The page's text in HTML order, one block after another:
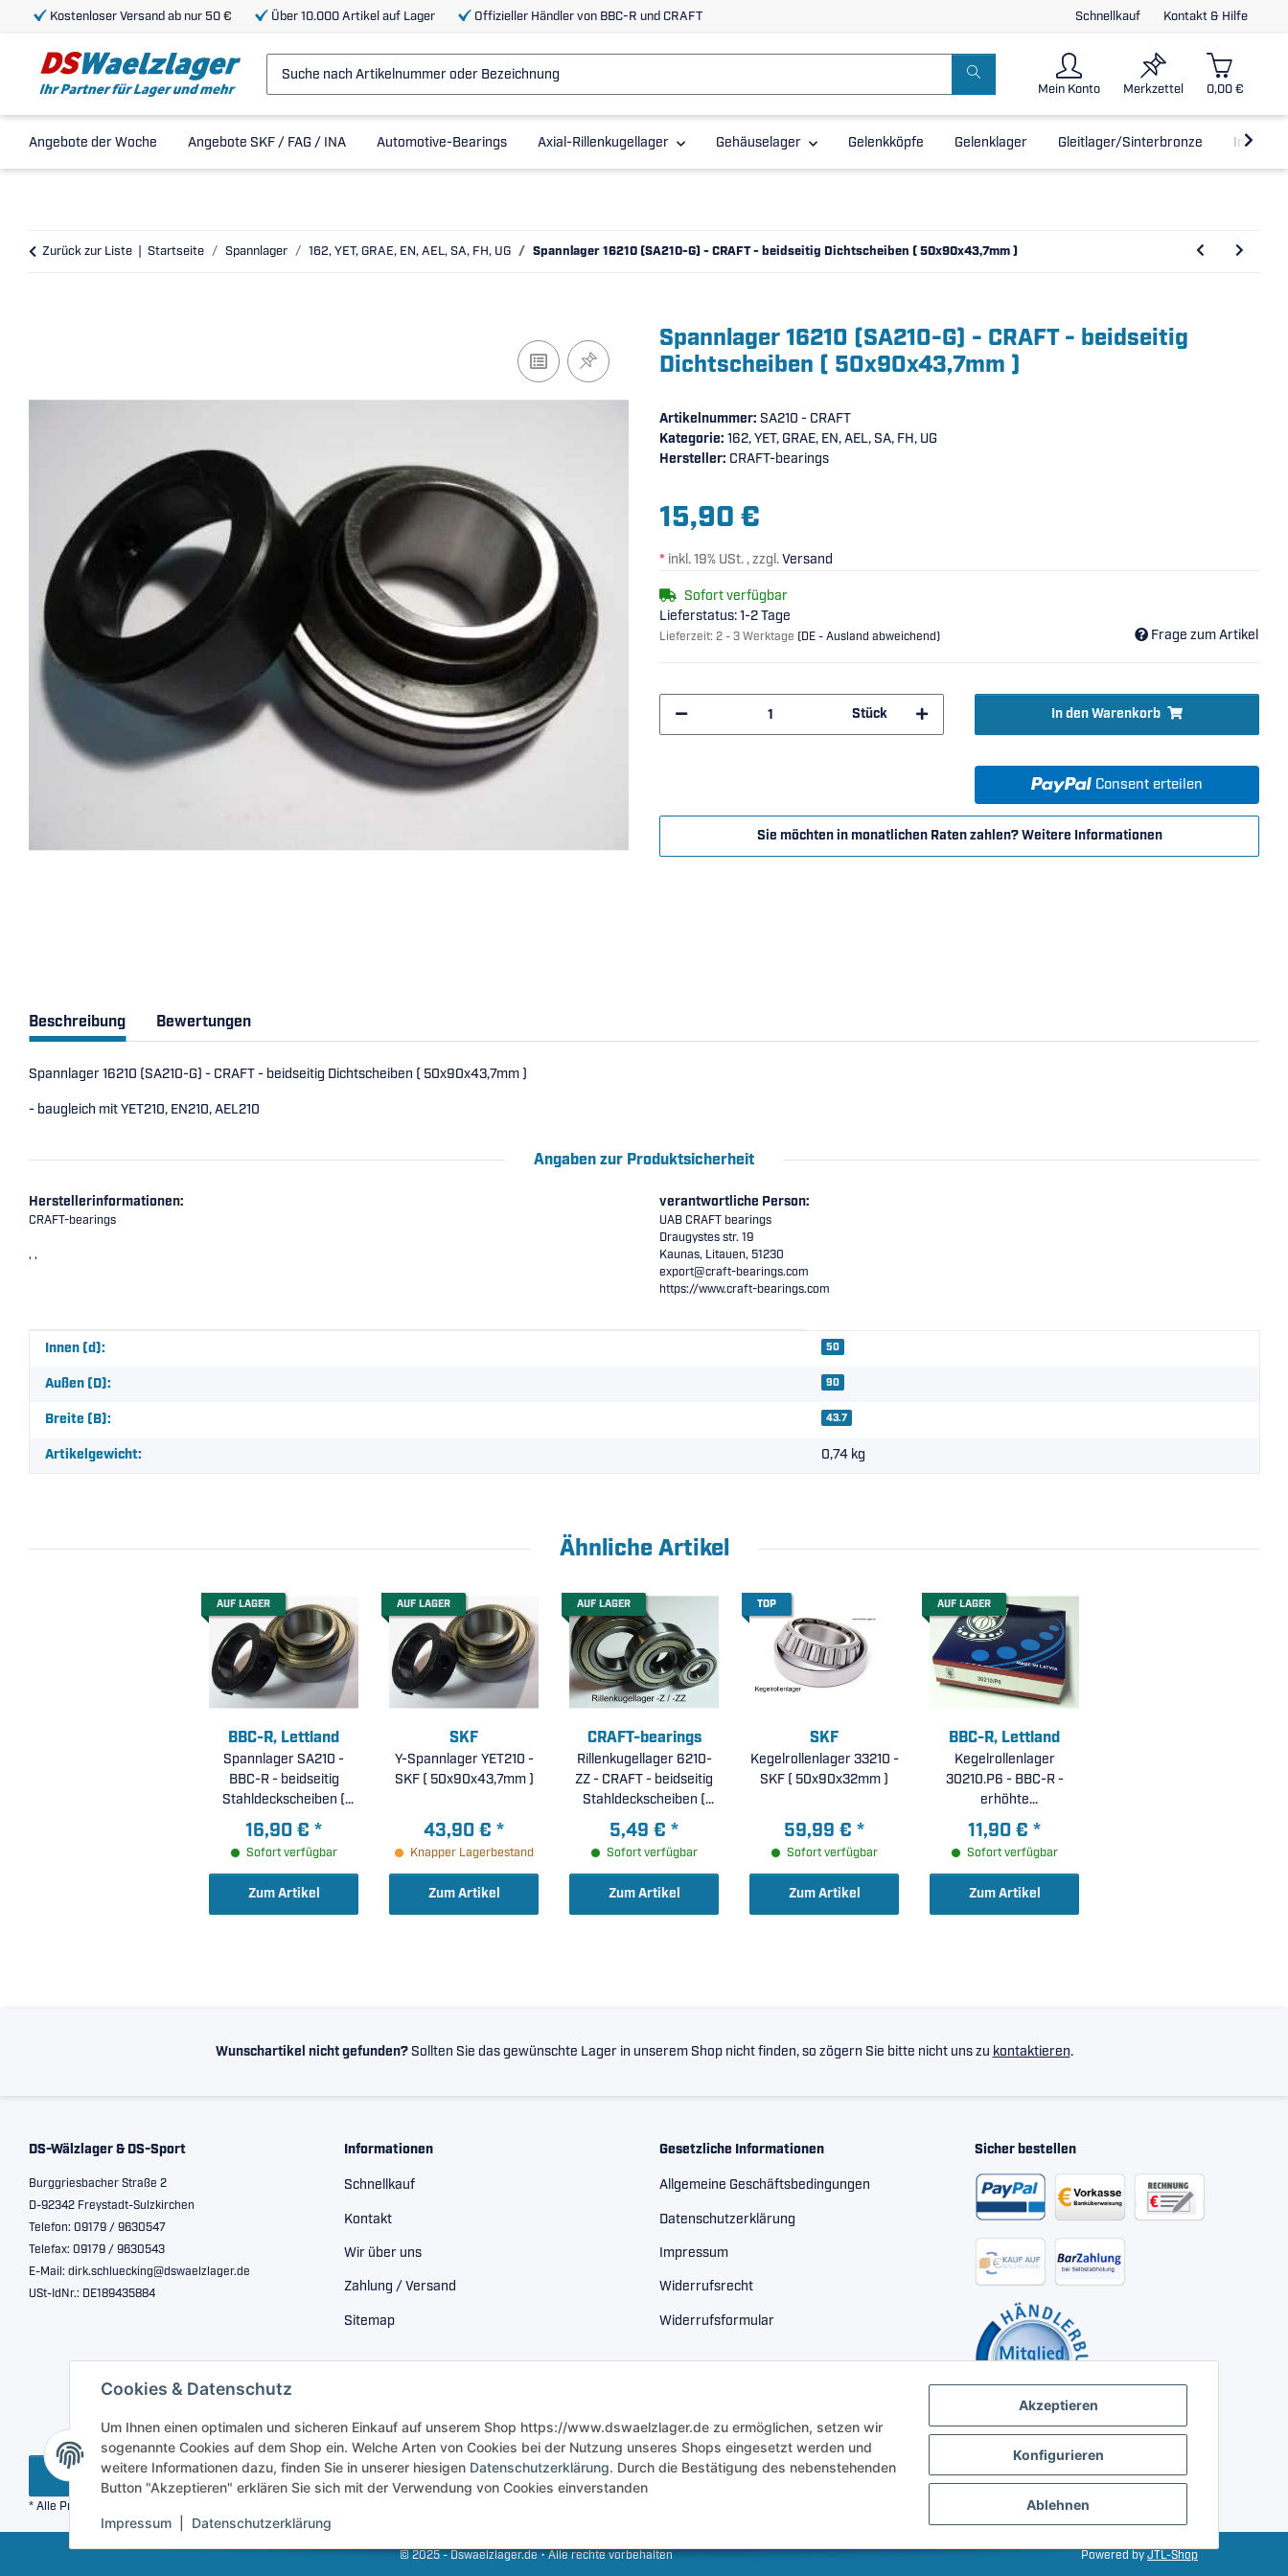
Akzeptieren
Konfigurieren
Ablehnen
Cookies & Datenschutz
Um Ihnen einen optimalen und sicheren Einkauf auf unserem Shop https://www.dswaelzlager.de zu ermöglichen, setzen wir
sogenannte Cookies auf dem Shop ein. Welche Arten von Cookies bei der Nutzung unseres Shops eingesetzt werden und
weitere Informationen dazu, finden Sie in unserer hiesigen Datenschutzerklärung. Durch die Bestätigung des nebenstehenden
Button "Akzeptieren" erklären Sie sich mit der Verwendung von Cookies einverstanden
Impressum Datenschutzerklärung
Schnellkauf Kontakt & Hilfe
Kostenloser Versand ab nur 50 € Über 10.000 Artikel auf Lager Offizieller Händler von BBC-R und CRAFT
Mein Konto Merkzettel 0,00 €
Angebote der Woche Angebote SKF / FAG / INA Automotive-Bearings Axial-Rillenkugellager Gehäuselager Gelenkköpfe Gelenklager Gleitlager/Sinterbronze Inline-
Zurück zur Liste Startseite Spannlager 162, YET, GRAE, EN, AEL, SA, FH, UG Spannlager 16210 (SA210-G) - CRAFT - beidseitig Dichtscheiben ( 50x90x43,7mm )
Spannlager 16210 (SA210-G) - CRAFT - beidseitig
Dichtscheiben ( 50x90x43,7mm )
Artikelnummer: SA210 - CRAFT
Kategorie: 162, YET, GRAE, EN, AEL, SA, FH, UG
Hersteller: CRAFT-bearings
15,90 €
* inkl. 19% USt. , zzgl.Versand
Sofort verfügbar
Lieferstatus: 1-2 Tage
Lieferzeit: 2 - 3 Werktage (DE - Ausland abweichend) Frage zum Artikel
Stück In den Warenkorb
Consent erteilen
Sie möchten in monatlichen Raten zahlen?Weitere Informationen
Beschreibung Bewertungen
Spannlager 16210 (SA210-G) - CRAFT - beidseitig Dichtscheiben ( 50x90x43,7mm )
- baugleich mit YET210, EN210, AEL210
Angaben zur Produktsicherheit
Herstellerinformationen:
CRAFT-bearings
, ,
verantwortliche Person:
UAB CRAFT bearings
Draugystes str. 19
Kaunas, Litauen, 51230
export@craft-bearings.com
https://www.craft-bearings.com
Produkteigenschaft
Wert
Innen (d): 50
Außen (D): 90
Breite (B): 43.7
Artikelgewicht: 0,74 kg
Ähnliche Artikel
AUF LAGER
BBC-R, Lettland
Spannlager SA210 -
BBC-R - beidseitig
Stahldeckscheiben (
50x90x43,7mm )
16,90 € *
Sofort verfügbar
Zum Artikel
AUF LAGER
SKF
Y-Spannlager YET210 -
SKF ( 50x90x43,7mm )
43,90 € *
Knapper Lagerbestand
Zum Artikel
AUF LAGER
CRAFT-bearings
Rillenkugellager 6210-
ZZ - CRAFT - beidseitig
Stahldeckscheiben (
50x90x20mm )
5,49 € *
Sofort verfügbar
Zum Artikel
TOP
SKF
Kegelrollenlager 33210 -
SKF ( 50x90x32mm )
59,99 € *
Sofort verfügbar
Zum Artikel
AUF LAGER
BBC-R, Lettland
Kegelrollenlager
30210.P6 - BBC-R -
erhöhte
Laufgenauigkeit P6 (
50x90x21,75mm )
11,90 € *
Sofort verfügbar
Zum Artikel
Wunschartikel nicht gefunden?Sollten Sie das gewünschte Lager in unserem Shop nicht finden, so zögern Sie bitte nicht uns zu kontaktieren.
DS-Wälzlager & DS-Sport
Burggriesbacher Straße 2
D-92342 Freystadt-Sulzkirchen
Telefon: 09179 / 9630547
Telefax: 09179 / 9630543
E-Mail: dirk.schluecking@dswaelzlager.de
USt-IdNr.: DE189435884
Informationen
Schnellkauf
Kontakt
Wir über uns
Zahlung / Versand
Sitemap
Gesetzliche Informationen
Allgemeine Geschäftsbedingungen
Datenschutzerklärung
Impressum
Widerrufsrecht
Widerrufsformular
Sicher bestellen
Vertrag widerrufen
* Alle Preise inkl. gesetzlicher USt., zzgl.
© 2025 - Dswaelzlager.de • Alle rechte vorbehalten Powered by JTL-Shop